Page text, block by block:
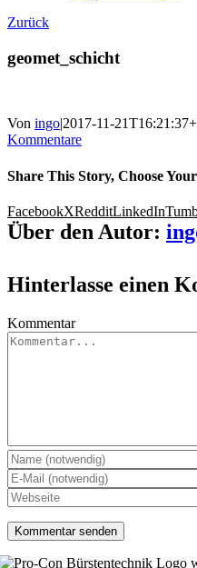
Zurück
geomet_schicht
Von ingo|2017-11-
Kommentare
Share This Story, Choose
FacebookXRedditLinkedIn
Über den Autor:
Hinterlasse einen
Kommentar